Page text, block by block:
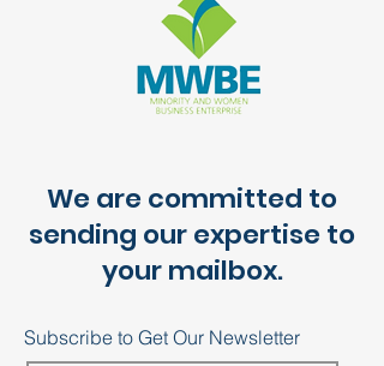
We are committed to
sending our expertise to
your mailbox.
Subscribe to Get Our Newsletter